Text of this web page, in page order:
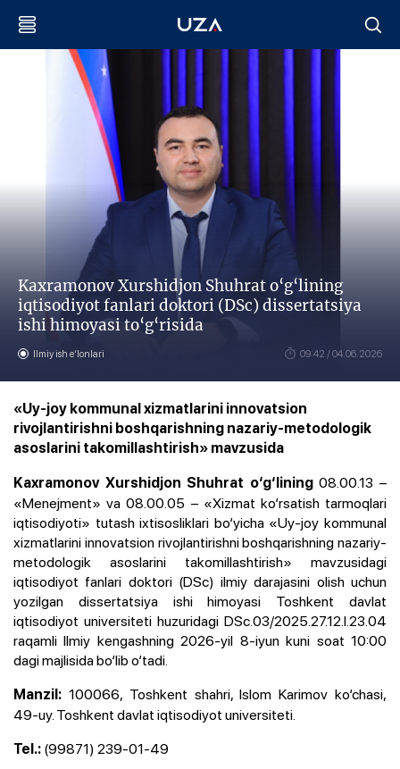
Kaxramonov Xurshidjon Shuhrat o‘g‘lining
iqtisodiyot fanlari doktori (DSc) dissertatsiya
ishi himoyasi to‘g‘risida
Ilmiy ish eʼlonlari 09:42 / 04.06.2026
«Uy-joy kommunal xizmatlarini innovatsion
rivojlantirishni boshqarishning nazariy-metodologik
asoslarini takomillashtirish» mavzusida
Kaxramonov Xurshidjon Shuhrat o‘g‘lining08.00.13 –
«Menejment» va 08.00.05 – «Xizmat ko‘rsatish tarmoqlari
iqtisodiyoti» tutash ixtisosliklari bo‘yicha «Uy-joy kommunal
xizmatlarini innovatsion rivojlantirishni boshqarishning nazariy-
metodologik asoslarini takomillashtirish» mavzusidagi
iqtisodiyot fanlari doktori (DSc) ilmiy darajasini olish uchun
yozilgan dissertatsiya ishi himoyasi Toshkent davlat
iqtisodiyot universiteti huzuridagi DSc.03/2025.27.12.I.23.04
raqamli Ilmiy kengashning 2026-yil 8-iyun kuni soat 10:00
dagi majlisida bo‘lib o‘tadi.
Manzil: 100066, Toshkent shahri, Islom Karimov ko‘chasi,
49-uy. Toshkent davlat iqtisodiyot universiteti.
Tel.: (99871) 239-01-49